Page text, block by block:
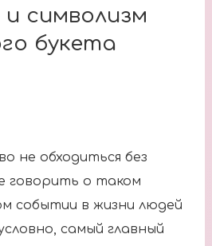
и символизм
букета
не обходиться без
говорить о таком
событии в жизни людей
самый главный